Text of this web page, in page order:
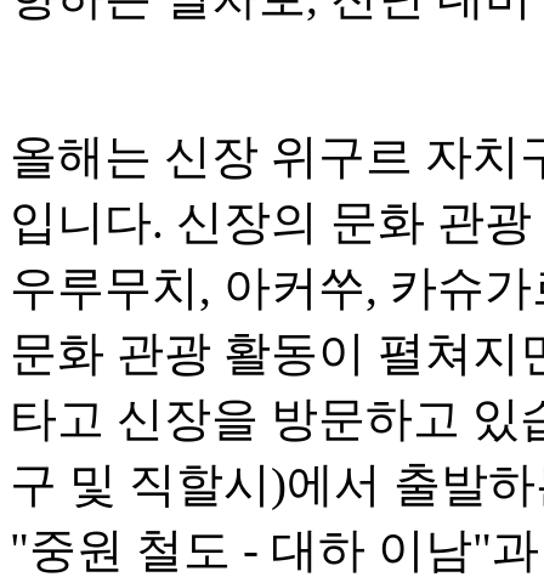
올해는 신장 위구르 자치
입니다. 신장의 문화 관
우루무치, 아커쑤, 카슈
문화 관광 활동이 펼쳐지
타고 신장을 방문하고 있
구 및 직할시)에서 출발
"중원 철도 - 대하 이남"